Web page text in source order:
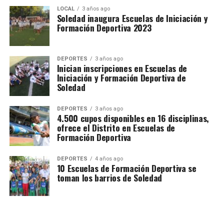
LOCAL 3 años ago
Soledad inaugura Escuelas de Iniciación y
Formación Deportiva 2023
DEPORTES 3 años ago
Inician inscripciones en Escuelas de
Iniciación y Formación Deportiva de
Soledad
DEPORTES 3 años ago
4.500 cupos disponibles en 16 disciplinas,
ofrece el Distrito en Escuelas de
Formación Deportiva
DEPORTES 4 años ago
10 Escuelas de Formación Deportiva se
toman los barrios de Soledad